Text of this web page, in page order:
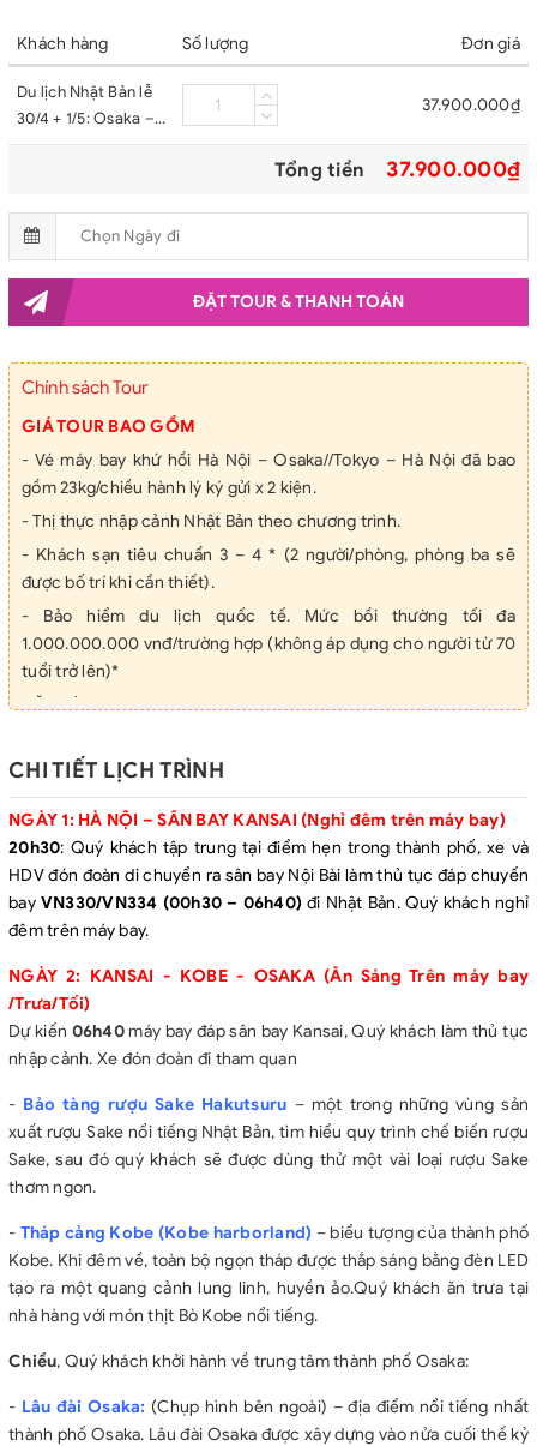
Khách hàng Số lượng Đơn giá
Du lịch Nhật Bản lễ
30/4 + 1/5: Osaka –
37.900.000₫
Tổng tiền 37.900.000₫
ĐẶT TOUR & THANH TOÁN
Chính sách Tour
GIÁ TOUR BAO GỒM
- Vé máy bay khứ hồi Hà Nội – Osaka//Tokyo – Hà Nội đã bao
gồm 23kg/chiều hành lý ký gửi x 2 kiện.
- Thị thực nhập cảnh Nhật Bản theo chương trình.
- Khách sạn tiêu chuẩn 3 – 4 * (2 người/phòng, phòng ba sẽ
được bố trí khi cần thiết).
- Bảo hiểm du lịch quốc tế. Mức bồi thường tối đa
1.000.000.000 vnđ/trường hợp (không áp dụng cho người từ 70
tuổi trở lên)*
- Ăn uống các bữa ăn theo chương trình, tặng 1 bữa bò Kobe
- Hướng dẫn viên nhiệt tình, kinh nghiệm suốt tuyến.
- Nước suối 01 chai/người/ngày.
GIÁ TOUR CHƯA BAO GỒM
- Hộ chiếu còn hiệu lực 6 tháng tính từ ngày khởi hành
- Phí hành lý quá cước và các chi phí cá nhân khác
- Thị thực tái nhập cảnh lại Việt Nam với khách người nước ngoài
hoặc Việt Kiều
- Tiền bồi dưỡng cho hướng dẫn địa phương 7$/người/ngày.
- Phụ phí phòng đơn 8.000JPY/đêm
GIÁ DÀNH CHO TRẺ EM
- Dưới 2 tuổi: tính 20% giá tour (ngủ ghép chung giường với
người lớn)
- Từ 2 – dưới 11 tuổi: 85% giá tour người lớn (ngủ ghép giường với
người lớn). Một người lớn chỉ được đi kèm 1 trẻ em. Trường hợp
giường ngủ.
- Từ 11 tuổi trở lên: đóng tiền như người lớn.
CHI TIẾT LỊCH TRÌNH
NGÀY 1: HÀ NỘI – SÂN BAY KANSAI (Nghỉ đêm trên máy bay)
20h30: Quý khách tập trung tại điểm hẹn trong thành phố, xe và
HDV đón đoàn di chuyển ra sân bay Nội Bài làm thủ tục đáp chuyến
bay VN330/VN334 (00h30 – 06h40) đi Nhật Bản. Quý khách nghỉ
đêm trên máy bay.
NGÀY 2: KANSAI - KOBE - OSAKA (Ăn Sáng Trên máy bay
/Trưa/Tối)
Dự kiến 06h40máy bay đáp sân bay Kansai, Quý khách làm thủ tục
nhập cảnh. Xe đón đoàn đi tham quan
- Bảo tàng rượu Sake Hakutsuru – một trong những vùng sản
xuất rượu Sake nổi tiếng Nhật Bản, tìm hiểu quy trình chế biến rượu
Sake, sau đó quý khách sẽ được dùng thử một vài loại rượu Sake
thơm ngon.
- Tháp cảng Kobe (Kobe harborland) – biểu tượng của thành phố
Kobe. Khi đêm về, toàn bộ ngọn tháp được thắp sáng bằng đèn LED
tạo ra một quang cảnh lung linh, huyền ảo.Quý khách ăn trưa tại
nhà hàng với món thịt Bò Kobe nổi tiếng.
Chiều, Quý khách khởi hành về trung tâm thành phố Osaka:
- Lâu đài Osaka: (Chụp hình bên ngoài) – địa điểm nổi tiếng nhất
thành phố Osaka. Lâu đài Osaka được xây dựng vào nửa cuối thế kỷ